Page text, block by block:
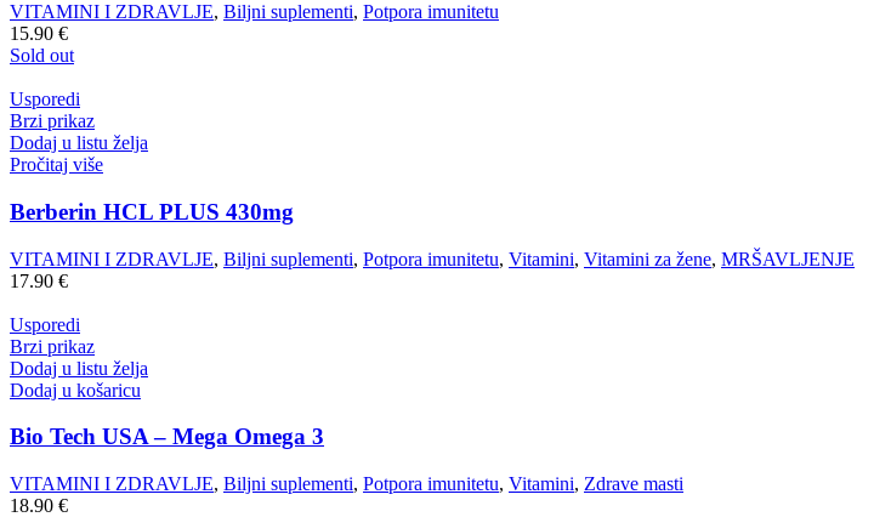
VITAMINI I ZDRAVLJE, Biljni suplementi, Potpora imunitetu
15.90 €
Sold out
Usporedi
Brzi prikaz
Dodaj u listu želja
Pročitaj više
Berberin HCL PLUS 430mg
VITAMINI I ZDRAVLJE, Biljni suplementi, Potpora imunitetu, Vitamini, Vitamini za žene, MRŠAVLJENJE
17.90 €
Usporedi
Brzi prikaz
Dodaj u listu želja
Dodaj u košaricu
Bio Tech USA – Mega Omega 3
VITAMINI I ZDRAVLJE, Biljni suplementi, Potpora imunitetu, Vitamini, Zdrave masti
18.90 €